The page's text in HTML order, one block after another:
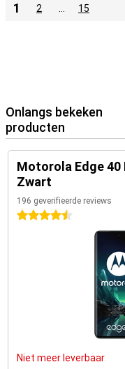
1 2 15
Onlangs bekeken
producten
Motorola Edge 40
Zwart
196 geverifieerde reviews
4.5 sterren
Niet meer leverbaar